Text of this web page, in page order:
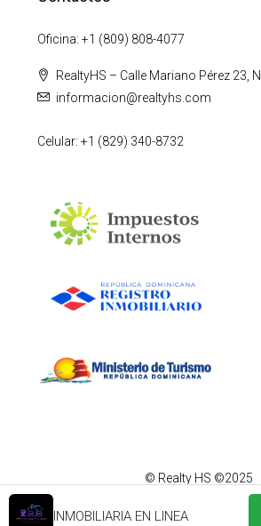
INMOBILIARIA EN LINEA
Oficina: +1 (809) 808-4077
RealtyHS – Calle Mariano Pérez 23,
informacion@realtyhs.com
Celular: +1 (829) 340-8732
© Realty HS ©2025